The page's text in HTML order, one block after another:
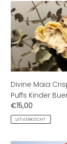
Divine
Maia
Crispy
Cream
Puffs
Kinder
Bueno
Divine Maia
Puffs Kinder
Normale
prijs
€15,00
UITVERKOCHT